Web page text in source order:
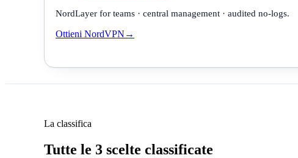
NordLayer for teams · central management · audited no-logs.
Ottieni NordVPN →
La classifica
Tutte le 3 scelte classificate